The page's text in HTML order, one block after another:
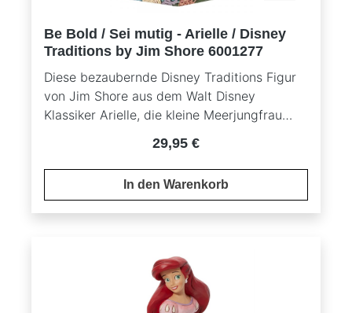
Be Bold / Sei mutig - Arielle / Disney
Traditions by Jim Shore 6001277
Diese bezaubernde Disney Traditions Figur
von Jim Shore aus dem Walt Disney
Klassiker Arielle, die kleine Meerjungfrau
der kleinen Meerjungfrau perfekt ein. Mit
einem Lächeln auf den Lippen und voller
Begeisterung erkundet Ariel Prinz Erics
typische Kunstfertigkeit und liebevollen
Details bringen diese Szene mit viel Charme
und Detailtreue zum Leben.Handgefertigte
Regulärer Preis:
29,95 €
In den Warenkorb